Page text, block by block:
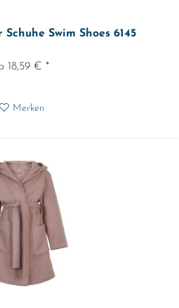
Swim Shoes 6145
18,59 € *
Merken